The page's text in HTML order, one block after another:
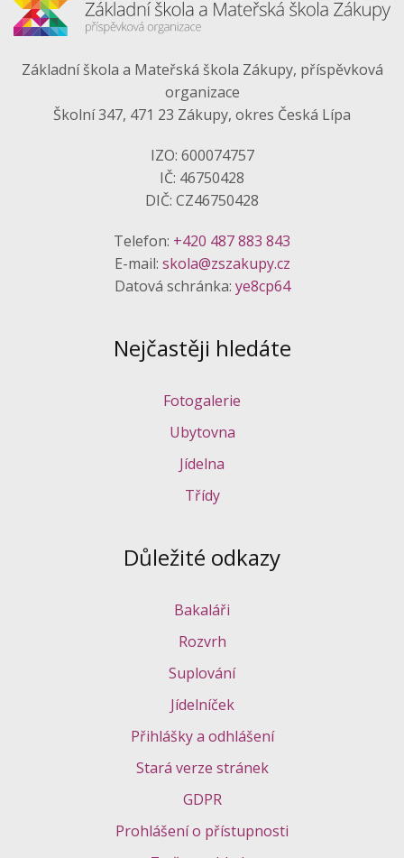
Základní škola a Mateřská škola Zákupy, příspěvková
organizace
Školní 347, 471 23 Zákupy, okres Česká Lípa
IZO: 600074757
IČ: 46750428
DIČ: CZ46750428
Telefon: +420 487 883 843
E-mail: skola@zszakupy.cz
Datová schránka: ye8cp64
Nejčastěji hledáte
Fotogalerie
Ubytovna
Jídelna
Třídy
Důležité odkazy
Bakaláři
Rozvrh
Suplování
Jídelníček
Přihlášky a odhlášení
Stará verze stránek
GDPR
Prohlášení o přístupnosti